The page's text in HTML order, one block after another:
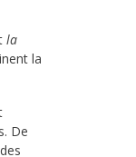
la
la
De